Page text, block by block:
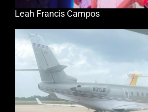
Leah Francis Campos